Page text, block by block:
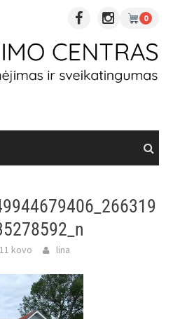
0
kovo lina